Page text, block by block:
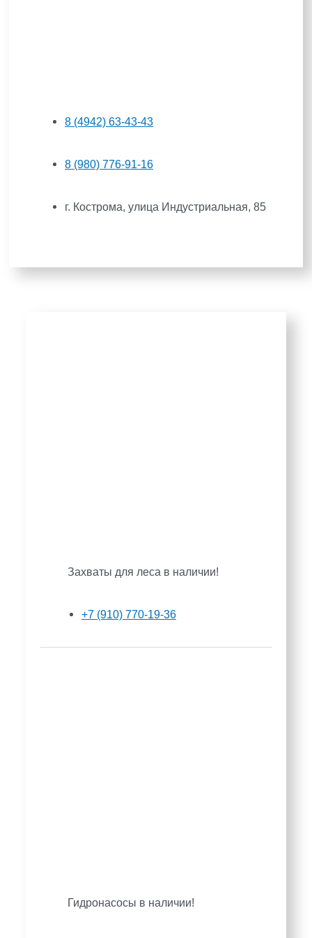
8 (4942) 63-43-43
8 (980) 776-91-16
г. Кострома, улица Индустриальная, 85
Захваты для леса в наличии!
+7 (910) 770-19-36
Гидронасосы в наличии!